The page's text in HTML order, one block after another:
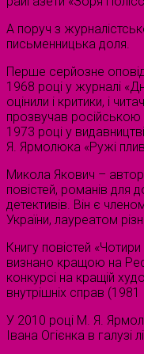
А поруч з
письменницька доля.
Перше серйозне
1968 році у журналі
оцінили і критики, і
прозвучав
1973 році у
Я. Ярмолюка «Ружі
Микола Якович – автор
повістей, романів для
детективів. Він є
України, лауреатом
Книгу повістей
визнано кращою на
конкурсі на кращій
внутрішніх справ (1981
У 2010 році М. Я.
Івана Огієнка в галузі